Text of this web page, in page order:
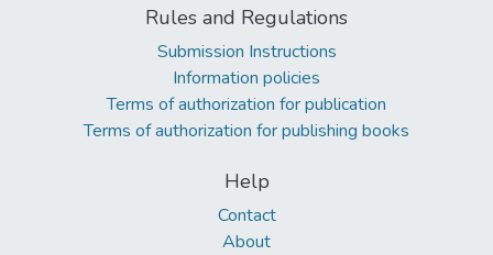
Rules and Regulations
Submission Instructions
Information policies
Terms of authorization for publication
Terms of authorization for publishing books
Help
Contact
About